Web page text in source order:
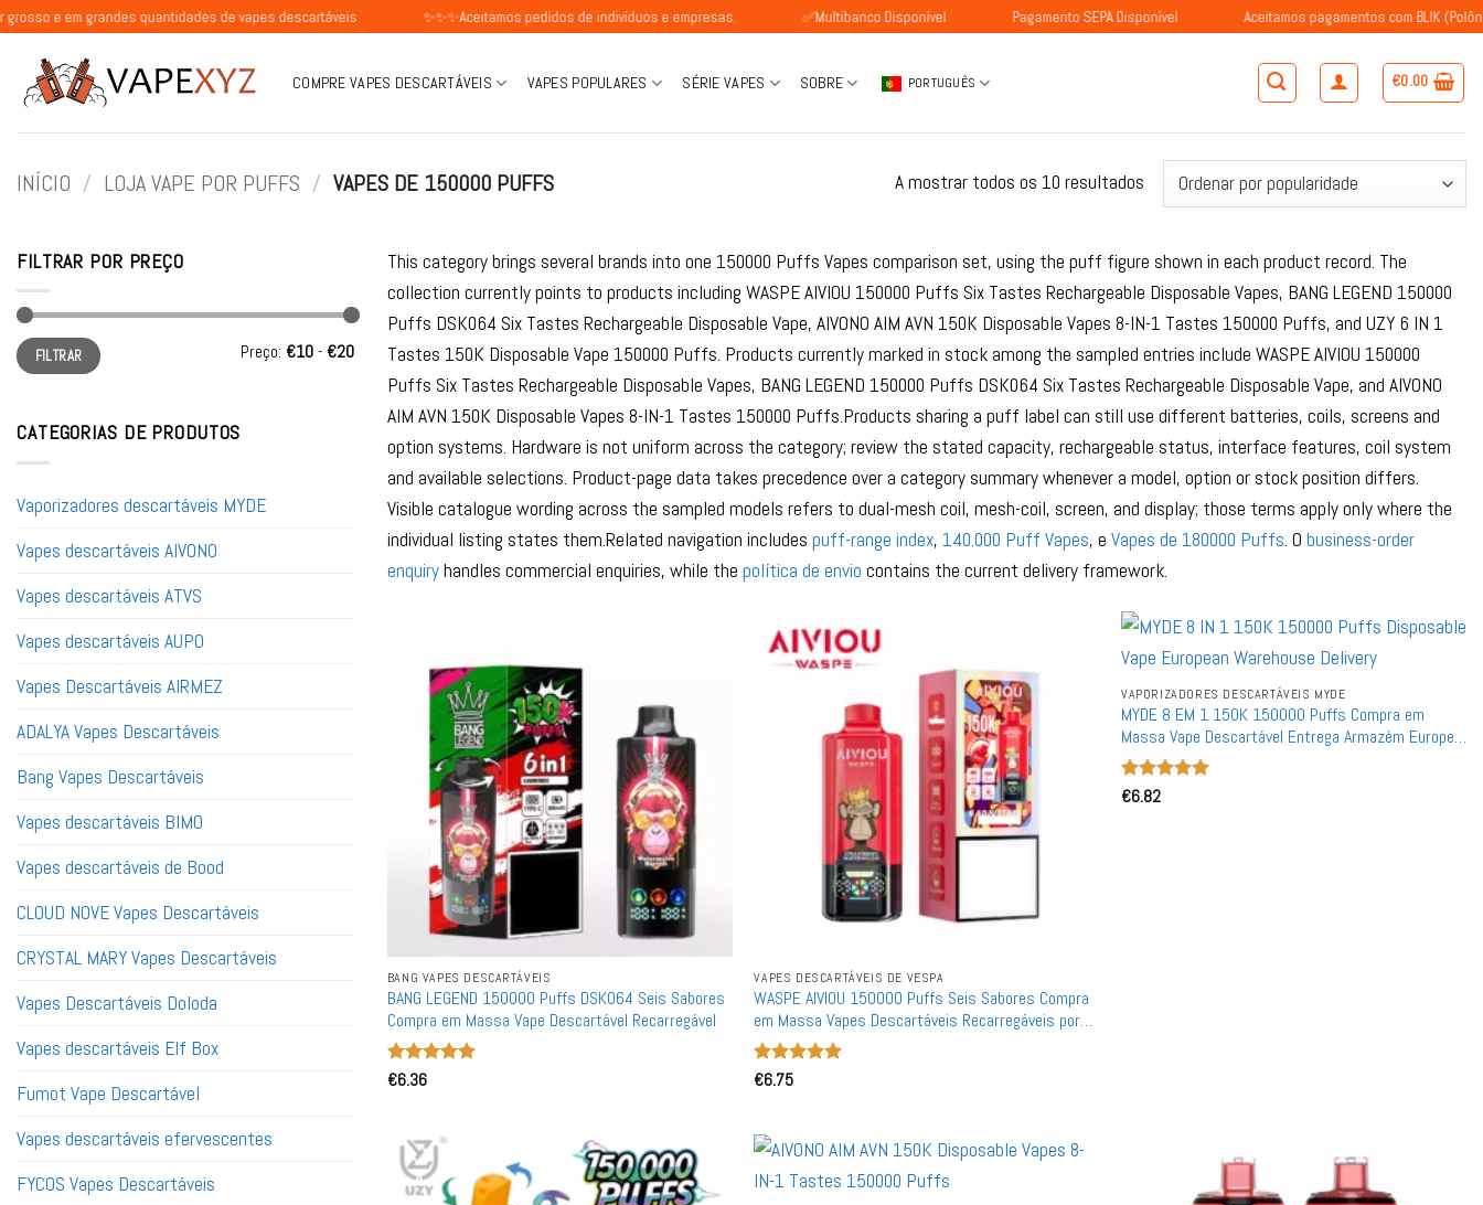
Skip
content
grandes quantidades de vapes descartáveis ✨✨✨Aceitamos pedidos de indivíduos e empresas. ✅Multibanco Disponível Pagamento SEPA Disponível Aceitamos pagamentos com BLIK (Polônia)
COMPRE VAPES DESCARTÁVEIS VAPES POPULARES SÉRIE VAPES SOBRE PORTUGUÊS €0.00
INÍCIO / LOJA VAPE POR PUFFS / VAPES DE 150000 PUFFS A mostrar todos os 10 resultadosOrdenado
por
FILTRAR POR PREÇO
Preço
mínimo
Preço
máximo
FILTRAR Preço: €10 - €20
CATEGORIAS DE PRODUTOS
Vaporizadores descartáveis MYDE
Vapes descartáveis ​​AIVONO
Vapes descartáveis ​​ATVS
Vapes descartáveis ​​AUPO
Vapes Descartáveis AIRMEZ
ADALYA Vapes Descartáveis
Bang Vapes Descartáveis
Vapes descartáveis ​​BIMO
Vapes descartáveis ​​de Bood
CLOUD NOVE Vapes Descartáveis
CRYSTAL MARY Vapes Descartáveis
Vapes Descartáveis ​​Doloda
Vapes descartáveis ​​​​Elf Box
Fumot Vape Descartável
Vapes descartáveis ​​efervescentes
FYCOS Vapes Descartáveis
This category brings several brands into one 150000 Puffs Vapes comparison set, using the puff figure shown in each product record. The
collection currently points to products including WASPE AIVIOU 150000 Puffs Six Tastes Rechargeable Disposable Vapes, BANG LEGEND 150000
Puffs DSK064 Six Tastes Rechargeable Disposable Vape, AIVONO AIM AVN 150K Disposable Vapes 8-IN-1 Tastes 150000 Puffs, and UZY 6 IN 1
Tastes 150K Disposable Vape 150000 Puffs. Products currently marked in stock among the sampled entries include WASPE AIVIOU 150000
Puffs Six Tastes Rechargeable Disposable Vapes, BANG LEGEND 150000 Puffs DSK064 Six Tastes Rechargeable Disposable Vape, and AIVONO
AIM AVN 150K Disposable Vapes 8-IN-1 Tastes 150000 Puffs.Products sharing a puff label can still use different batteries, coils, screens and
option systems. Hardware is not uniform across the category; review the stated capacity, rechargeable status, interface features, coil system
and available selections. Product-page data takes precedence over a category summary whenever a model, option or stock position differs.
Visible catalogue wording across the sampled models refers to dual-mesh coil, mesh-coil, screen, and display; those terms apply only where the
individual listing states them.Related navigation includes puff-range index, 140.000 Puff Vapes, e Vapes de 180000 Puffs. O business-order
enquiryhandles commercial enquiries, while the política de envio contains the current delivery framework.
BANG VAPES DESCARTÁVEIS
BANG LEGEND 150000 Puffs DSK064 Seis Sabores
Compra em Massa Vape Descartável Recarregável
Avaliação
€6.36
VAPES DESCARTÁVEIS ​​DE VESPA
WASPE AIVIOU 150000 Puffs Seis Sabores Compra
em Massa Vapes Descartáveis Recarregáveis por
Atacado
Avaliação
€6.75
VAPORIZADORES DESCARTÁVEIS MYDE
MYDE 8 EM 1 150K 150000 Puffs Compra em
Massa Vape Descartável Entrega Armazém Europeu
Atacado
Avaliação
€6.82